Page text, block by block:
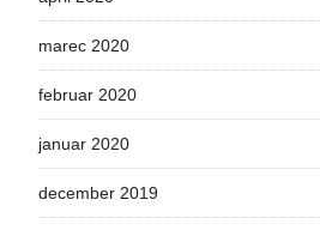
marec 2020
februar 2020
januar 2020
december 2019